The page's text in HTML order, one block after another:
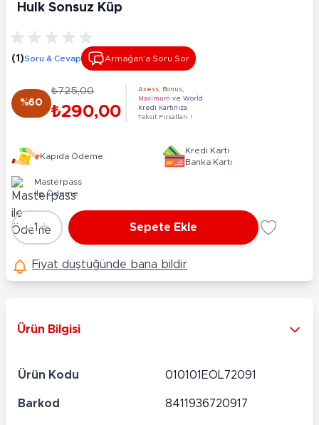
Hulk Sonsuz Küp
(1)Soru & Cevap Armağan’a Soru Sor
%60
₺725,00
₺290,00
Axess Bonus
Maximum ve World
Kredi Kartınıza
Taksit Fırsatları !
Kapıda Ödeme
Kredi Kartı
Banka Kartı
Masterpass
ile Ödeme
Adet
-1 + Sepete Ekle
Fiyat düştüğünde bana bildir
Ürün Bilgisi
Ürün Kodu 010101EOL72091
Barkod 8411936720917